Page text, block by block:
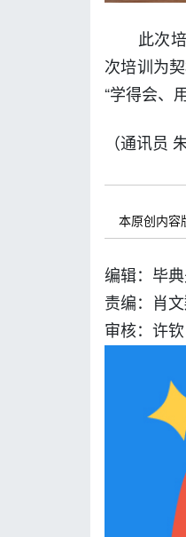
此次
次培训为
“学得会、
（通讯员
本原创内容
编辑：毕
责编：肖
审核：许钦